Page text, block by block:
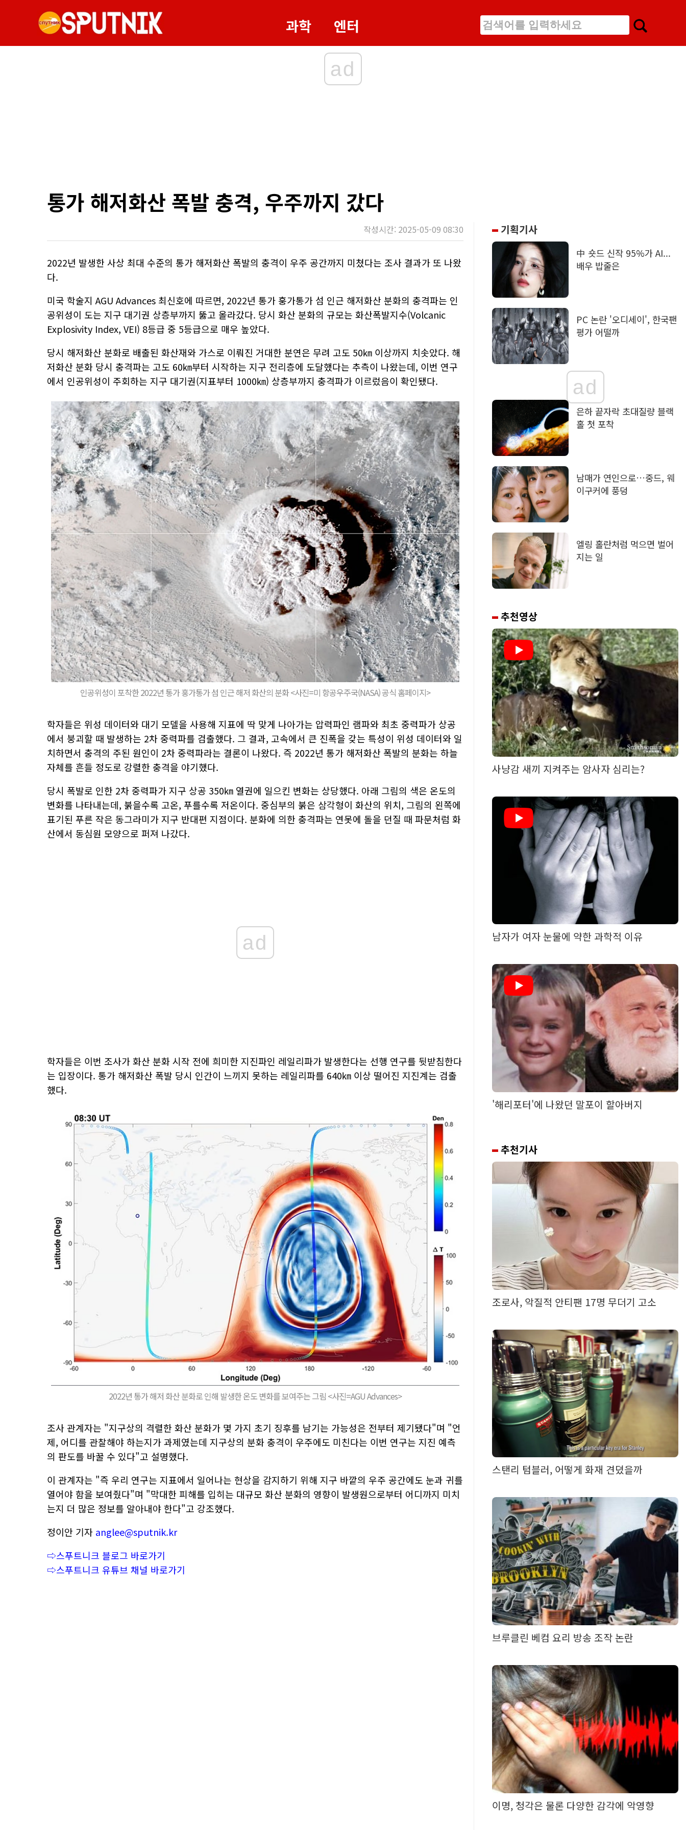
과학 엔터
ad
통가 해저화산 폭발 충격, 우주까지 갔다
작성시간: 2025-05-09 08:30
2022년 발생한 사상 최대 수준의 통가 해저화산 폭발의 충격이 우주 공간까지 미쳤다는 조사 결과가 또 나왔
다.
미국 학술지 AGU Advances 최신호에 따르면, 2022년 통가 훙가통가 섬 인근 해저화산 분화의 충격파는 인
공위성이 도는 지구 대기권 상층부까지 뚫고 올라갔다. 당시 화산 분화의 규모는 화산폭발지수(Volcanic
Explosivity Index, VEI) 8등급 중 5등급으로 매우 높았다.
당시 해저화산 분화로 배출된 화산재와 가스로 이뤄진 거대한 분연은 무려 고도 50㎞ 이상까지 치솟았다. 해
저화산 분화 당시 충격파는 고도 60㎞부터 시작하는 지구 전리층에 도달했다는 추측이 나왔는데, 이번 연구
에서 인공위성이 주회하는 지구 대기권(지표부터 1000㎞) 상층부까지 충격파가 이르렀음이 확인됐다.
인공위성이 포착한 2022년 통가 훙가통가 섬 인근 해저 화산의 분화 <사진=미 항공우주국(NASA) 공식 홈페이지>
학자들은 위성 데이터와 대기 모델을 사용해 지표에 딱 맞게 나아가는 압력파인 램파와 최초 중력파가 상공
에서 붕괴할 때 발생하는 2차 중력파를 검출했다. 그 결과, 고속에서 큰 진폭을 갖는 특성이 위성 데이터와 일
치하면서 충격의 주된 원인이 2차 중력파라는 결론이 나왔다. 즉 2022년 통가 해저화산 폭발의 분화는 하늘
자체를 흔들 정도로 강렬한 충격을 야기했다.
당시 폭발로 인한 2차 중력파가 지구 상공 350㎞ 열권에 일으킨 변화는 상당했다. 아래 그림의 색은 온도의
변화를 나타내는데, 붉을수록 고온, 푸를수록 저온이다. 중심부의 붉은 삼각형이 화산의 위치, 그림의 왼쪽에
표기된 푸른 작은 동그라미가 지구 반대편 지점이다. 분화에 의한 충격파는 연못에 돌을 던질 때 파문처럼 화
산에서 동심원 모양으로 퍼져 나갔다.
ad
학자들은 이번 조사가 화산 분화 시작 전에 희미한 지진파인 레일리파가 발생한다는 선행 연구를 뒷받침한다
는 입장이다. 통가 해저화산 폭발 당시 인간이 느끼지 못하는 레일리파를 640㎞ 이상 떨어진 지진계는 검출
했다.
2022년 통가 해저 화산 분화로 인해 발생한 온도 변화를 보여주는 그림 <사진=AGU Advances>
조사 관계자는 "지구상의 격렬한 화산 분화가 몇 가지 초기 징후를 남기는 가능성은 전부터 제기됐다"며 "언
제, 어디를 관찰해야 하는지가 과제였는데 지구상의 분화 충격이 우주에도 미친다는 이번 연구는 지진 예측
의 판도를 바꿀 수 있다"고 설명했다.
이 관계자는 "즉 우리 연구는 지표에서 일어나는 현상을 감지하기 위해 지구 바깥의 우주 공간에도 눈과 귀를
열어야 함을 보여줬다"며 "막대한 피해를 입히는 대규모 화산 분화의 영향이 발생원으로부터 어디까지 미치
는지 더 많은 정보를 알아내야 한다"고 강조했다.
정이안 기자 anglee@sputnik.kr
⇨스푸트니크 블로그 바로가기
⇨스푸트니크 유튜브 채널 바로가기
기획기사
中 숏드 신작 95%가 AI...
배우 밥줄은
PC 논란 '오디세이', 한국팬
평가 어떨까
ad
은하 끝자락 초대질량 블랙
홀 첫 포착
남매가 연인으로…중드, 웨
이구커에 풍덩
엘링 홀란처럼 먹으면 벌어
지는 일
추천영상
사냥감 새끼 지켜주는 암사자 심리는?
남자가 여자 눈물에 약한 과학적 이유
'해리포터'에 나왔던 말포이 할아버지
추천기사
조로사, 악질적 안티팬 17명 무더기 고소
스탠리 텀블러, 어떻게 화재 견뎠을까
브루클린 베컴 요리 방송 조작 논란
이명, 청각은 물론 다양한 감각에 악영향